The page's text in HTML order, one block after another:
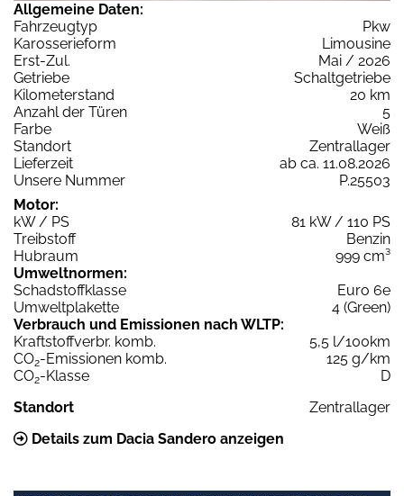
Allgemeine Daten:
Fahrzeugtyp
Pkw
Karosserieform
Limousine
Erst-Zul.
Mai / 2026
Getriebe
Schaltgetriebe
Kilometerstand
20 km
Anzahl der Türen
5
Farbe
Weiß
Standort
Zentrallager
Lieferzeit
ab ca. 11.08.2026
Unsere Nummer
P.25503
Motor:
kW / PS
81 kW / 110 PS
Treibstoff
Benzin
Hubraum
999 cm³
Umweltnormen:
Schadstoffklasse
Euro 6e
Umweltplakette
4 (Green)
Verbrauch und Emissionen nach WLTP:
Kraftstoffverbr. komb.
5,5 l/100km
CO2-Emissionen komb.
125 g/km
CO2-Klasse
D
Standort
Zentrallager
Details zum Dacia Sandero anzeigen